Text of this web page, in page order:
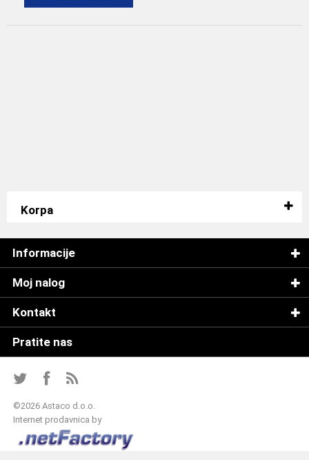
Korpa
Informacije
Moj nalog
Kontakt
Pratite nas
©2026 Astaco d.o.o.
Internet prodavnica by